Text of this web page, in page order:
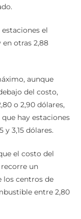
el
en otras 2,88
aunque
del costo,
o 2,90 dólares,
hay estaciones
y 3,15 dólares.
el costo del
un
los centros de
entre 2,80